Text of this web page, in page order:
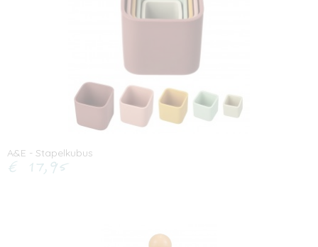
A&E - Stapelkubus
€ 17,95